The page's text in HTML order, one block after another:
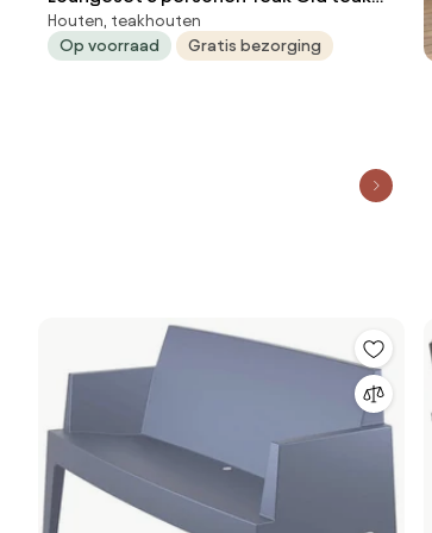
greywash Santika Furniture Santika
Houten, teakhouten
Op voorraad
Gratis bezorging